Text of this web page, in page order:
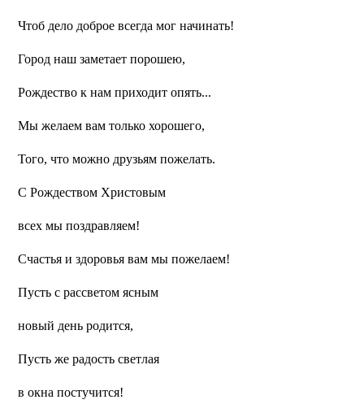
Чтоб дело доброе всегда мог начинать!
Город наш заметает порошею,
Рождество к нам приходит опять...
Мы желаем вам только хорошего,
Того, что можно друзьям пожелать.
С Рождеством Христовым
всех мы поздравляем!
Счастья и здоровья вам мы пожелаем!
Пусть с рассветом ясным
новый день родится,
Пусть же радость светлая
в окна постучится!